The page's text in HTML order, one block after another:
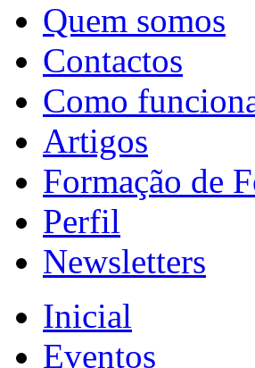
Quem somos
Contactos
Como
Artigos
Formação de
Perfil
Newsletters
Inicial
Eventos